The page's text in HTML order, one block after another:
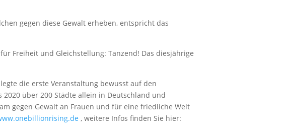
gegen diese Gewalt erheben, entspricht das
Freiheit und Gleichstellung: Tanzend! Das diesjährige
die erste Veranstaltung bewusst auf den
über 200 Städte allein in Deutschland und
gegen Gewalt an Frauen und für eine friedliche Welt
, weitere Infos finden Sie hier: